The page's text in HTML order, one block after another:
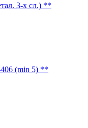
3-х сл.) **
(min 5) **